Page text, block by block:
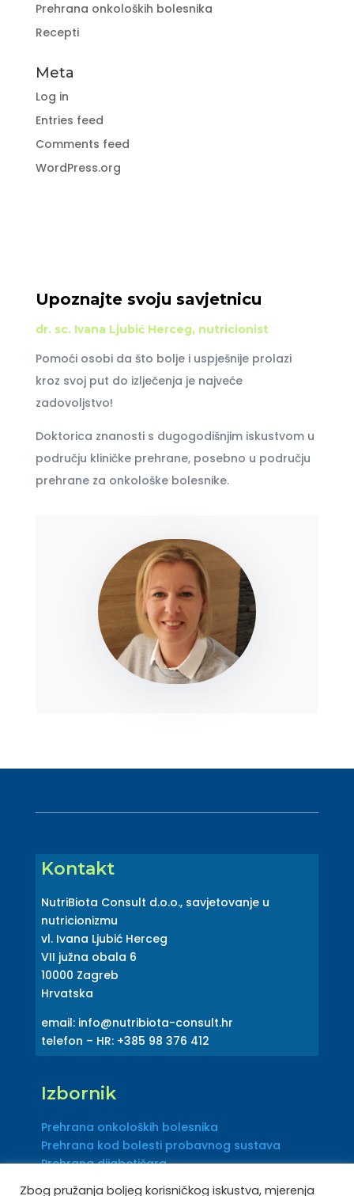
Prehrana onkoloških bolesnika
Recepti
Meta
Log in
Entries feed
Comments feed
WordPress.org
Upoznajte svoju savjetnicu
dr. sc. Ivana Ljubić Herceg, nutricionist
Pomoći osobi da što bolje i uspješnije prolazi
kroz svoj put do izlječenja je najveće
zadovoljstvo!
Doktorica znanosti s dugogodišnjim iskustvom u
području kliničke prehrane, posebno u području
prehrane za onkološke bolesnike.
Kontakt
NutriBiota Consult d.o.o., savjetovanje u
nutricionizmu
vl. Ivana Ljubić Herceg
VII južna obala 6
10000 Zagreb
Hrvatska
email: info@nutribiota-consult.hr
telefon – HR: +385 98 376 412
Izbornik
Prehrana onkoloških bolesnika
Prehrana kod bolesti probavnog sustava
Prehrana dijabetičara
Zbog pružanja boljeg korisničkog iskustva, mjerenja